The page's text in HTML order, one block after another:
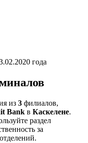
года
из 3 филиалов,
Bank в Каскелене.
раздел
за